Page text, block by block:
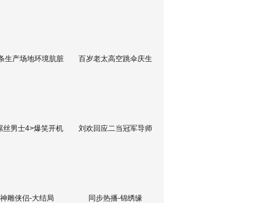
生产场地环境肮脏 百岁老太高空跳伞庆生
丝男士4>爆笑开机 刘欢回应二当冠军导师
神雕侠侣-大结局 同步热播-锦绣缘